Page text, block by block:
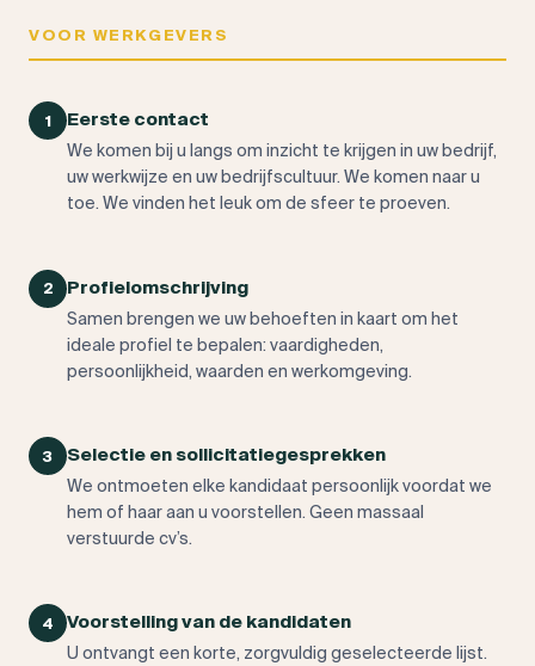
VOOR WERKGEVERS
1 Eerste contact
We komen bij u langs om inzicht te krijgen in uw bedrijf,
uw werkwijze en uw bedrijfscultuur. We komen naar u
toe. We vinden het leuk om de sfeer te proeven.
2 Profielomschrijving
Samen brengen we uw behoeften in kaart om het
ideale profiel te bepalen: vaardigheden,
persoonlijkheid, waarden en werkomgeving.
3 Selectie en sollicitatiegesprekken
We ontmoeten elke kandidaat persoonlijk voordat we
hem of haar aan u voorstellen. Geen massaal
verstuurde cv’s.
4 Voorstelling van de kandidaten
U ontvangt een korte, zorgvuldig geselecteerde lijst.